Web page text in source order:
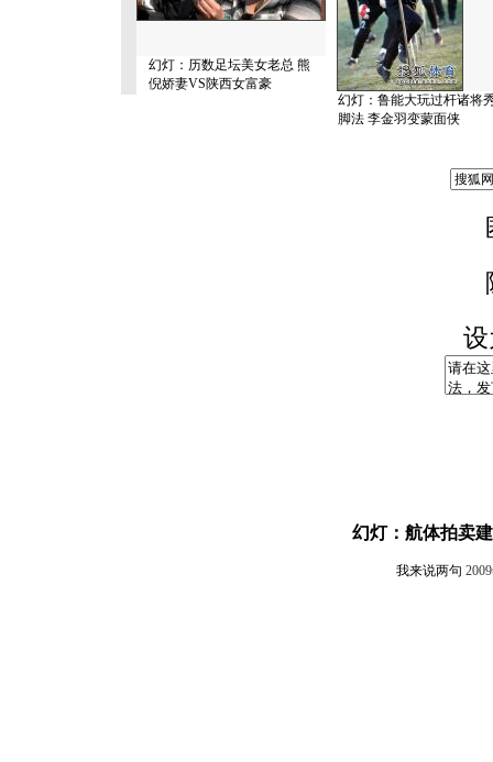
幻灯：历数足坛美女老总 熊
倪娇妻VS陕西女富豪
幻灯：鲁能大玩过杆诸将
脚法 李金羽变蒙面侠
幻灯：航体拍卖
我来说两句